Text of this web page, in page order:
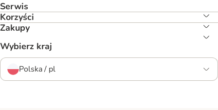
Serwis
Korzyści
Zakupy
Wybierz kraj
Polska / pl